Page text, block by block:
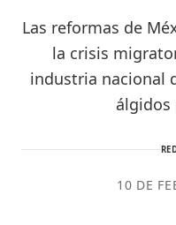
Las reformas de
la crisis
industria nacional
álgidos
10 DE